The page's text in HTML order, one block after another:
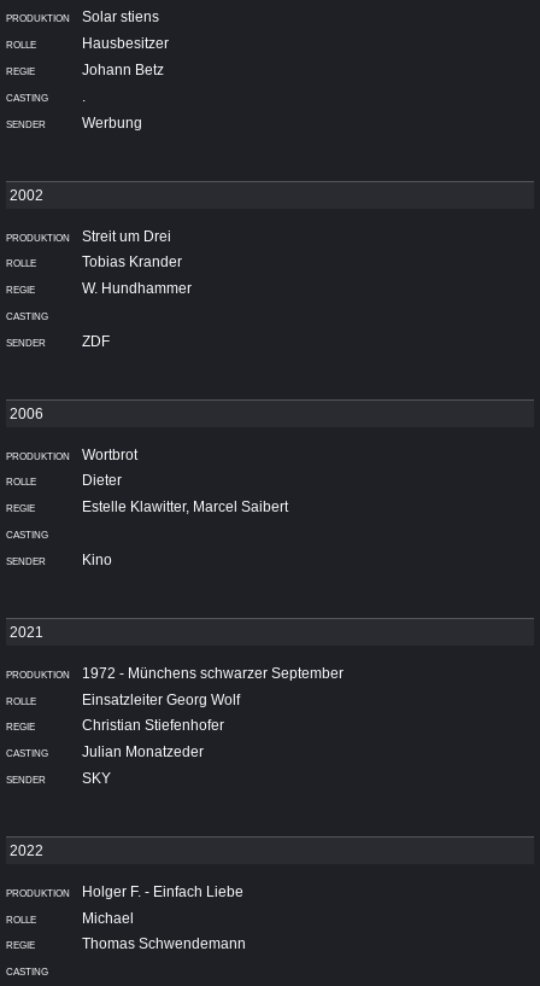
Solar stiens
Hausbesitzer
Johann Betz
Werbung
Streit um Drei
Tobias Krander
W. Hundhammer
ZDF
Wortbrot
Dieter
Estelle Klawitter, Marcel Saibert
Kino
1972 - Münchens schwarzer September
Einsatzleiter Georg Wolf
Christian Stiefenhofer
Julian Monatzeder
SKY
Holger F. - Einfach Liebe
Michael
Thomas Schwendemann